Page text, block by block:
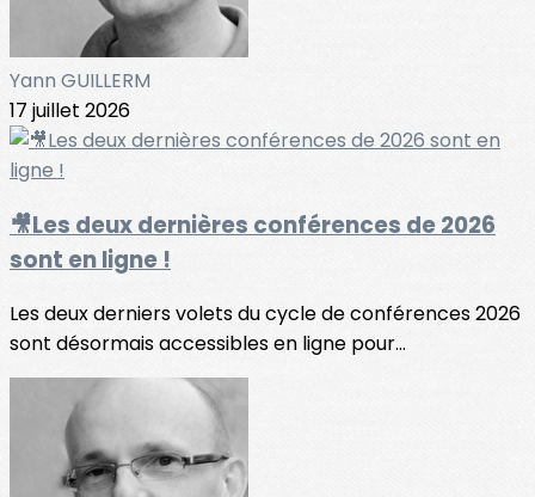
Yann GUILLERM
17 juillet 2026
🎥Les deux dernières conférences de 2026
sont en ligne !
Les deux derniers volets du cycle de conférences 2026
sont désormais accessibles en ligne pour...